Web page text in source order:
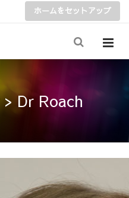
ホームをセットアップ
> Dr Roach